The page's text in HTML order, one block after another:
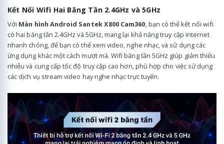
Kết Nối Wifi Hai Băng Tần 2.4GHz và 5GHz
Với Màn hình Android Santek X800 Cam360, bạn có thể kết nối wifi
có hai băng tần 2.4GHz và 5GHz, mang lại khả năng truy cập internet
nhanh chóng, để bạn có thể xem video, nghe nhạc, và sử dụng các
ứng dụng khác một cách mượt mà. Wifi băng tần 5GHz giúp giảm thiểu
nhiễu và cung cấp tốc độ truy cập cao hơn, phù hợp cho việc sử dụng
các dịch vụ stream video hay nghe nhạc trực tuyến.